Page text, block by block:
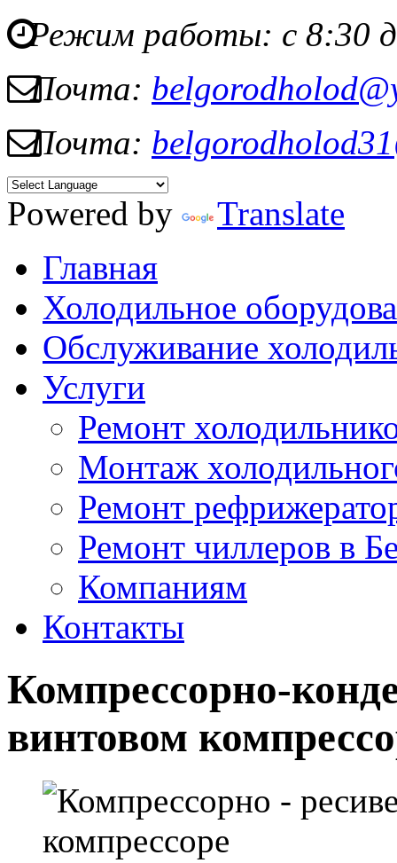
Режим работы: с 8:30
Почта:
Почта:
Powered by
Translate
Главная
Холодильное
Обслуживание
Услуги
Ремонт
Монтаж
Ремонт
Ремонт чиллеров в
Компаниям
Контакты
Компрессорно-
винтовом